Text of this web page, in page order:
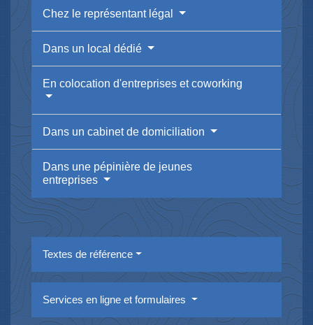
Chez le représentant légal
Dans un local dédié
En colocation d'entreprises et coworking
Dans un cabinet de domiciliation
Dans une pépinière de jeunes
entreprises
Textes de référence
Services en ligne et formulaires